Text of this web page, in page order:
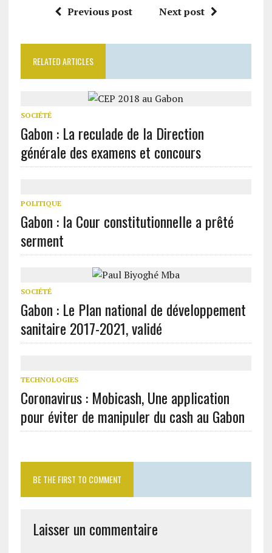
Previous post Next post
RELATED ARTICLES
SOCIÉTÉ
Gabon : La reculade de la Direction
générale des examens et concours
POLITIQUE
Gabon : la Cour constitutionnelle a prêté
serment
SOCIÉTÉ
Gabon : Le Plan national de développement
sanitaire 2017-2021, validé
TECHNOLOGIES
Coronavirus : Mobicash, Une application
pour éviter de manipuler du cash au Gabon
BE THE FIRST TO COMMENT
Laisser un commentaire